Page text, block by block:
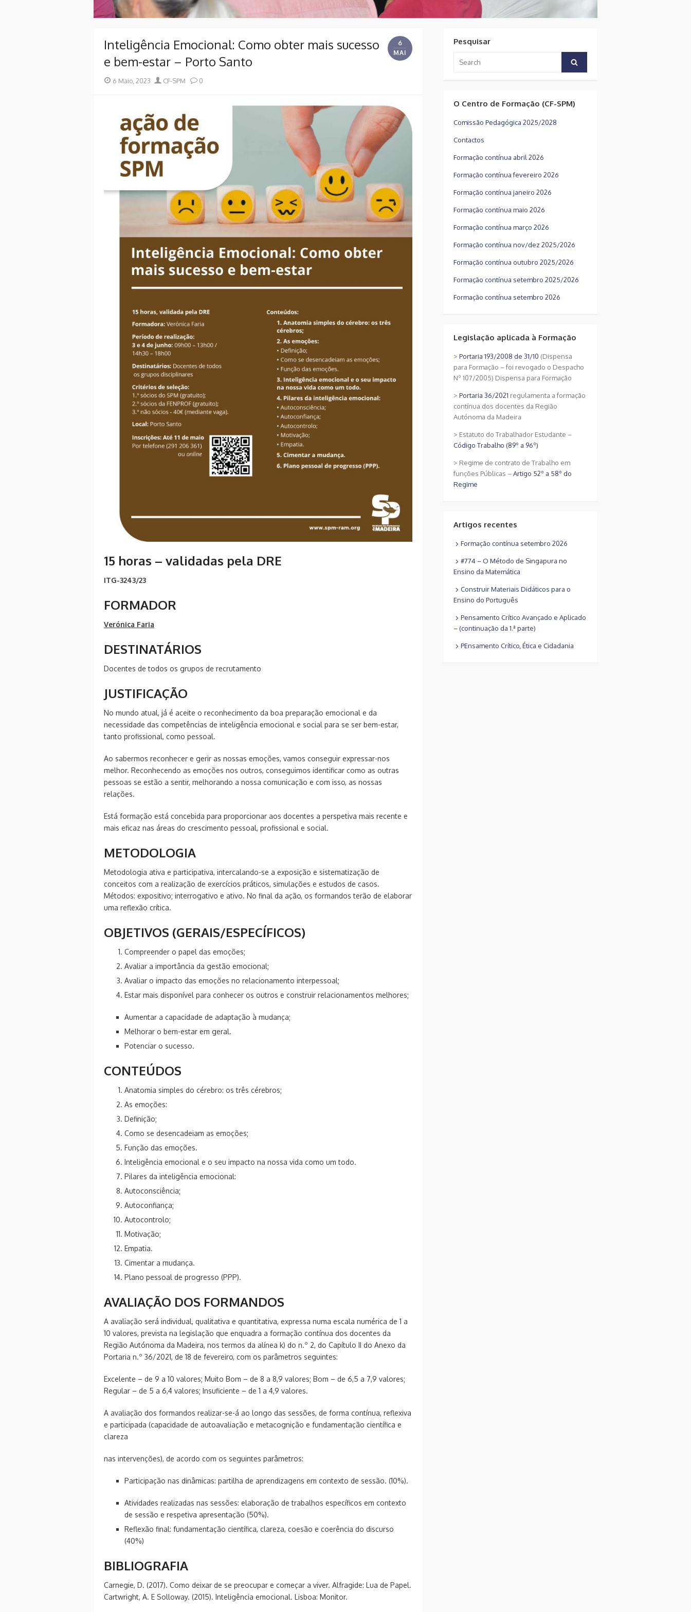
Inteligência Emocional: Como obter mais sucesso
e bem-estar – Porto Santo
6
MAI
Posted
6 Maio, 2023 Author
CF-SPM 0
15 horas – validadas pela DRE
ITG-3243/23
FORMADOR
Verónica Faria
DESTINATÁRIOS
Docentes de todos os grupos de recrutamento
JUSTIFICAÇÃO
No mundo atual, já é aceite o reconhecimento da boa preparação emocional e da
necessidade das competências de inteligência emocional e social para se ser bem-estar,
tanto profissional, como pessoal.
Ao sabermos reconhecer e gerir as nossas emoções, vamos conseguir expressar-nos
melhor. Reconhecendo as emoções nos outros, conseguimos identificar como as outras
pessoas se estão a sentir, melhorando a nossa comunicação e com isso, as nossas
relações.
Está formação está concebida para proporcionar aos docentes a perspetiva mais recente e
mais eficaz nas áreas do crescimento pessoal, profissional e social.
METODOLOGIA
Metodologia ativa e participativa, intercalando-se a exposição e sistematização de
conceitos com a realização de exercícios práticos, simulações e estudos de casos.
Métodos: expositivo; interrogativo e ativo. No final da ação, os formandos terão de elaborar
uma reflexão crítica.
OBJETIVOS (GERAIS/ESPECÍFICOS)
Compreender o papel das emoções;
Avaliar a importância da gestão emocional;
Avaliar o impacto das emoções no relacionamento interpessoal;
Estar mais disponível para conhecer os outros e construir relacionamentos melhores;
Aumentar a capacidade de adaptação à mudança;
Melhorar o bem-estar em geral.
Potenciar o sucesso.
CONTEÚDOS
Anatomia simples do cérebro: os três cérebros;
As emoções:
Definição;
Como se desencadeiam as emoções;
Função das emoções.
Inteligência emocional e o seu impacto na nossa vida como um todo.
Pilares da inteligência emocional:
Autoconsciência;
Autoconfiança;
Autocontrolo;
Motivação;
Empatia.
Cimentar a mudança.
Plano pessoal de progresso (PPP).
AVALIAÇÃO DOS FORMANDOS
A avaliação será individual, qualitativa e quantitativa, expressa numa escala numérica de 1 a
10 valores, prevista na legislação que enquadra a formação contínua dos docentes da
Região Autónoma da Madeira, nos termos da alínea k) do n.º 2, do Capítulo II do Anexo da
Portaria n.º 36/2021, de 18 de fevereiro, com os parâmetros seguintes:
Excelente – de 9 a 10 valores; Muito Bom – de 8 a 8,9 valores; Bom – de 6,5 a 7,9 valores;
Regular – de 5 a 6,4 valores; Insuficiente – de 1 a 4,9 valores.
A avaliação dos formandos realizar-se-á ao longo das sessões, de forma contínua, reflexiva
e participada (capacidade de autoavaliação e metacognição e fundamentação científica e
clareza
nas intervenções), de acordo com os seguintes parâmetros:
Participação nas dinâmicas: partilha de aprendizagens em contexto de sessão. (10%).
Atividades realizadas nas sessões: elaboração de trabalhos específicos em contexto
de sessão e respetiva apresentação (50%).
Reflexão final: fundamentação científica, clareza, coesão e coerência do discurso
(40%)
BIBLIOGRAFIA
Carnegie, D. (2017). Como deixar de se preocupar e começar a viver. Alfragide: Lua de Papel.
Cartwright, A. E Solloway. (2015). Inteligência emocional. Lisboa: Monitor.
Pesquisar
for:
Search
O Centro de Formação (CF-SPM)
Comissão Pedagógica 2025/2028
Contactos
Formação contínua abril 2026
Formação contínua fevereiro 2026
Formação contínua janeiro 2026
Formação contínua maio 2026
Formação contínua março 2026
Formação contínua nov/dez 2025/2026
Formação contínua outubro 2025/2026
Formação contínua setembro 2025/2026
Formação contínua setembro 2026
Legislação aplicada à Formação
> Portaria 193/2008 de 31/10 (Dispensa
para Formação – foi revogado o Despacho
Nº 107/2005) Dispensa para Formação
> Portaria 36/2021 regulamenta a formação
contínua dos docentes da Região
Autónoma da Madeira
> Estatuto do Trabalhador Estudante –
Código Trabalho (89º a 96º)
> Regime de contrato de Trabalho em
funções Públicas –Artigo 52º a 58º do
Regime
Artigos recentes
Formação contínua setembro 2026
#774 – O Método de Singapura no
Ensino da Matemática
Construir Materiais Didáticos para o
Ensino do Português
Pensamento Crítico Avançado e Aplicado
– (continuação da 1.ª parte)
PEnsamento Crítico, Ética e Cidadania